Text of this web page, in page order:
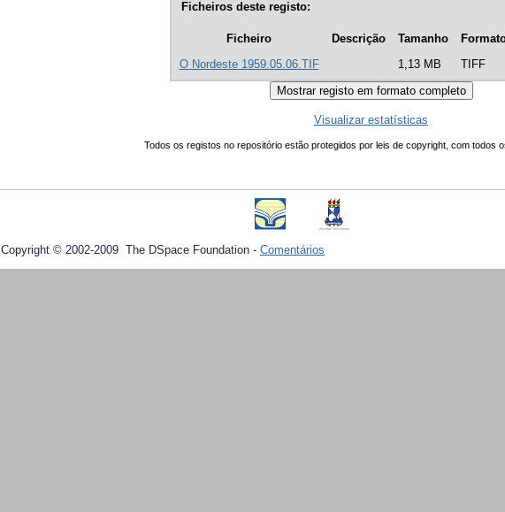
Ficheiros deste registo:
Ficheiro Descrição Tamanho
O Nordeste 1959.05.06.TIF
1,13 MB TIFF
Visualizar estatísticas
Todos os registos no repositório estão protegidos por leis de copyright, com todos
Copyright © 2002-2009 The DSpace Foundation - Comentários